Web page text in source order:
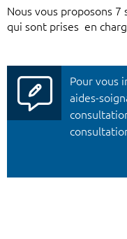
Nous vous proposons 7
qui sont prises en
Pour vous
aides-